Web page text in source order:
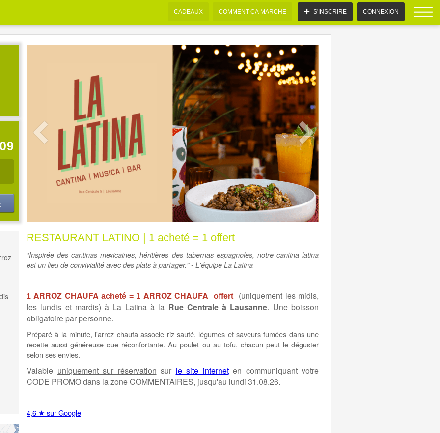
CADEAUX COMMENT ÇA MARCHE S'INSCRIRE CONNEXION
RESTAURANT LATINO | 1 acheté = 1 offert
"Inspirée des cantinas mexicaines, héritières des tabernas espagnoles, notre cantina latina
est un lieu de convivialité avec des plats à partager." - L'équipe La Latina
1 ARROZ CHAUFA acheté = 1 ARROZ CHAUFA offert
(uniquement les midis,
les lundis et mardis) à La Latina à la Rue Centrale à Lausanne. Une boisson
obligatoire par personne.
Préparé à la minute, l'arroz chaufa associe riz sauté, légumes et saveurs fumées dans une
recette aussi généreuse que réconfortante. Au poulet ou au tofu, chacun peut le déguster
selon ses envies.
Valable uniquement sur réservation sur le site interneten communiquant votre
CODE PROMO dans la zone COMMENTAIRES, jusqu'au lundi 31.08.26.
4,6 ★ sur Google